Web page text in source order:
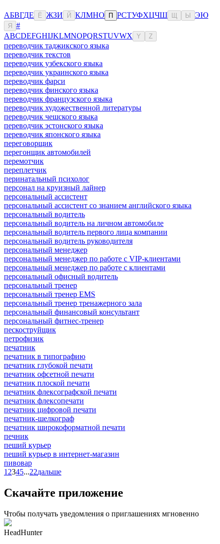
АБВГДЕ Ё ЖЗИ Й КЛМНО П РСТУФХЦЧШ Ы ЭЮ
Я
#
ABCDEFGHIJKLMNOPQRSTUVWX Y Z
переводчик таджикского языка
переводчик текстов
переводчик узбекского языка
переводчик украинского языка
переводчик фарси
переводчик финского языка
переводчик французского языка
переводчик художественной литературы
переводчик чешского языка
переводчик эстонского языка
переводчик японского языка
переговорщик
перегонщик автомобилей
перемотчик
переплетчик
перинатальный психолог
персонал на круизный лайнер
персональный ассистент
персональный ассистент со знанием английского языка
персональный водитель
персональный водитель на личном автомобиле
персональный водитель первого лица компании
персональный водитель руководителя
персональный менеджер
персональный менеджер по работе с VIP-клиентами
персональный менеджер по работе с клиентами
персональный офисный водитель
персональный тренер
персональный тренер EMS
персональный тренер тренажерного зала
персональный финансовый консультант
персональный фитнес-тренер
пескоструйщик
петрофизик
печатник
печатник в типографию
печатник глубокой печати
печатник офсетной печати
печатник плоской печати
печатник флексографской печати
печатник флексопечати
печатник цифровой печати
печатник-шелкограф
печатник широкоформатной печати
печник
пеший курьер
пеший курьер в интернет-магазин
пивовар
1 2345...22дальше
Скачайте приложение
Чтобы получать уведомления о приглашениях мгновенно
HeadHunter